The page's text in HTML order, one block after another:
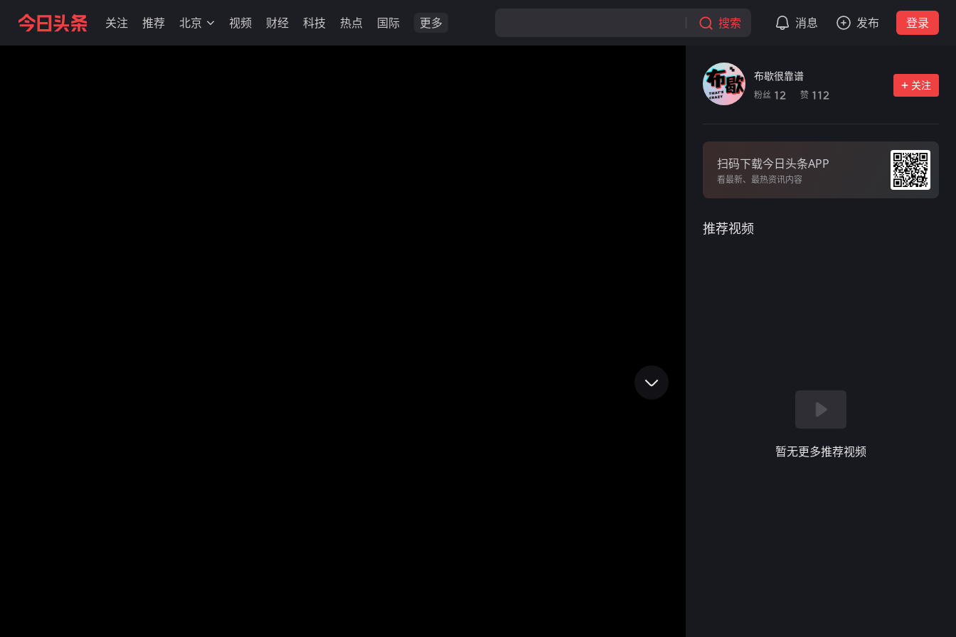
关注 推荐 北京 视频 财经 科技 热点 国际 更多 搜索 消息 发布 登录
布歇很靠谱
粉丝 12 赞 112
关注
扫码下载今日头条APP
看最新、最热资讯内容
推荐视频
暂无更多推荐视频